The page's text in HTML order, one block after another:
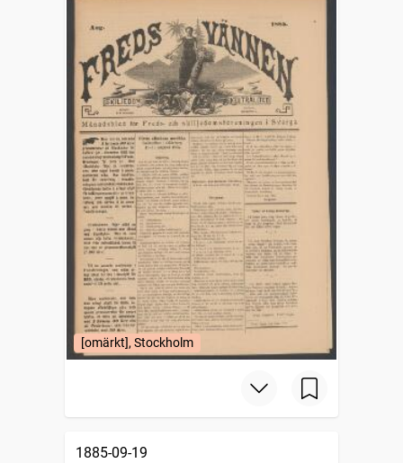
[omärkt], Stockholm
1885-09-19